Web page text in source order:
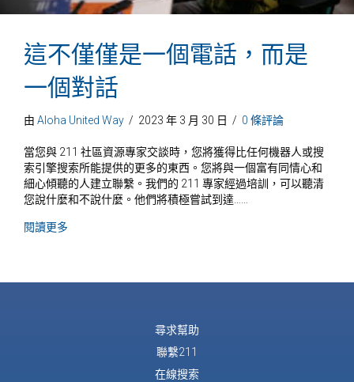
這不僅僅是一個電話，而是
一個對話
由 Aloha United Way / 2023 年 3 月 30 日 / 0 條評論
當您與 211 社區資源專家交談時，您將獲得比任何機器人或搜
索引擎搜索所能提供的更多的東西。您將與一個富有同情心和
細心傾聽的人建立聯繫。我們的 211 專家經過培訓，可以聽清
您說什麼和不說什麼。他們將積極嘗試到達……
閱讀更多
尋求幫助
聯繫211
在線搜索